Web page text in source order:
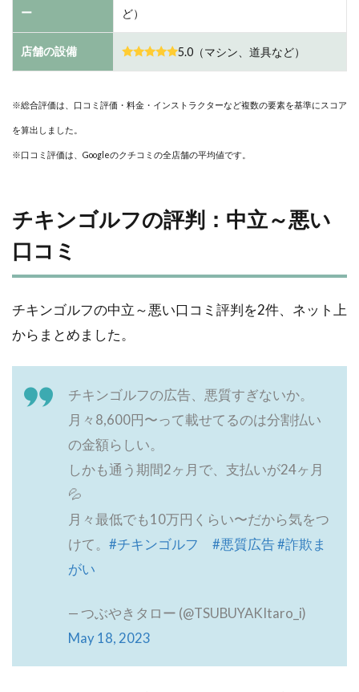
ー
ど）
店舗の設備 5.0（マシン、道具など）
※総合評価は、口コミ評価・料金・インストラクターなど複数の要素を基準にスコア
を算出しました。
※口コミ評価は、Googleのクチコミの全店舗の平均値です。
チキンゴルフの評判：中立～悪い
口コミ
チキンゴルフの中立～悪い口コミ評判を2件、ネット上
からまとめました。
チキンゴルフの広告、悪質すぎないか。
月々8,600円〜って載せてるのは分割払い
の金額らしい。
しかも通う期間2ヶ月で、支払いが24ヶ月
💦
月々最低でも10万円くらい〜だから気をつ
けて。 #チキンゴルフ #悪質広告#詐欺ま
がい
— つぶやきタロー (@TSUBUYAKItaro_i)
May 18, 2023